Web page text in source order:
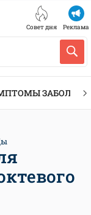
Совет дня Реклама